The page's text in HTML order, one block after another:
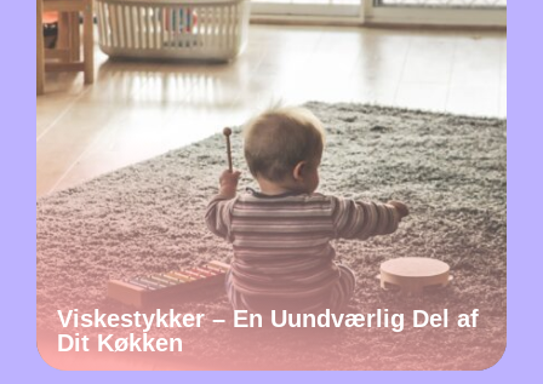
Viskestykker – En Uundværlig Del af
Dit Køkken